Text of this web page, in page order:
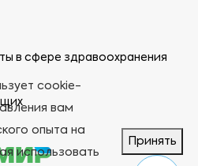
в сфере здравоохранения
cookie-
вам
опыта на
использовать
Принять